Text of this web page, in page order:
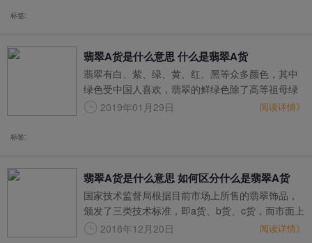
标签:
翡翠A货是什么意思 什么是翡翠A货
翡翠有白、紫、绿、黄、红、黑等众多颜色，其中
绿色受中国人喜欢，翡翠的鲜绿色除了高等祖母绿
之外，没有一种宝石的绿色可以和它相比。
2019年01月29日 阅读详情》
标签:
翡翠A货是什么意思 如何区分什么是翡翠A货
国家技术监督局根据目前市场上所售的翡翠饰品，
颁发了三类技术标准，即a货、b货、c货，而市面上
还会把其他物理假冒的称之为d货。
2018年12月20日 阅读详情》